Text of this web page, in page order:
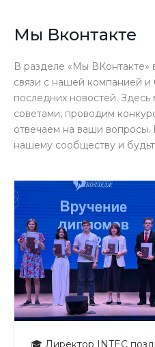
Мы Вконтакте
В разделе «Мы ВКонтакте»
связи с нашей компанией и
последних новостей.
советами, проводим
отвечаем на ваши вопросы.
нашему сообществу и
🎓 Директор INTEC